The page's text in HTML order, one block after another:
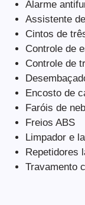
Alarme
Assistente
Cintos de
Controle de
Controle de
Encosto de
Faróis de
Freios ABS
Limpador e
Repetidores
Travamento